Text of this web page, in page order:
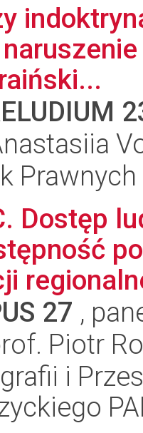
Prawnych
Dostęp
27 ,
Piotr
i